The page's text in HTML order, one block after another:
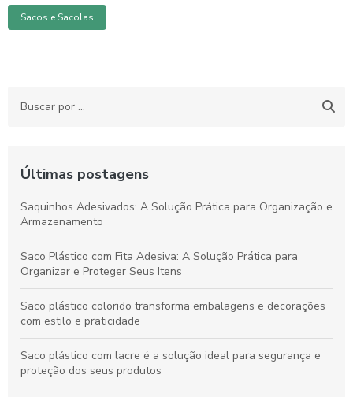
Sacos e Sacolas
Últimas postagens
Saquinhos Adesivados: A Solução Prática para Organização e
Armazenamento
Saco Plástico com Fita Adesiva: A Solução Prática para
Organizar e Proteger Seus Itens
Saco plástico colorido transforma embalagens e decorações
com estilo e praticidade
Saco plástico com lacre é a solução ideal para segurança e
proteção dos seus produtos